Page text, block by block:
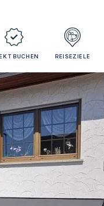
BUCHEN REISEZIELE